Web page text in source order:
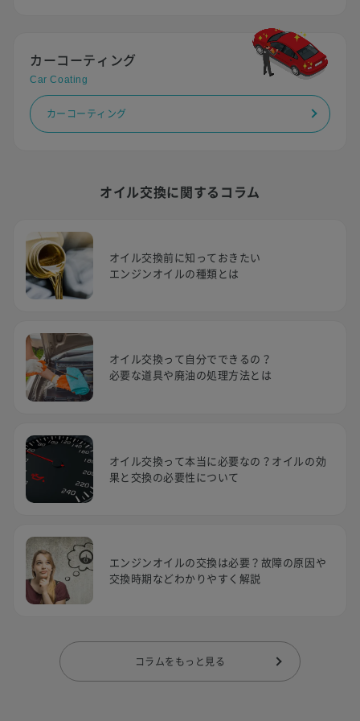
カーコーティング
Car Coating
カーコーティング
オイル交換に関するコラム
オイル交換前に知っておきたい
エンジンオイルの種類とは
オイル交換って自分でできるの？
必要な道具や廃油の処理方法とは
オイル交換って本当に必要なの？オイルの効
果と交換の必要性について
エンジンオイルの交換は必要？故障の原因や
交換時期などわかりやすく解説
コラムをもっと見る